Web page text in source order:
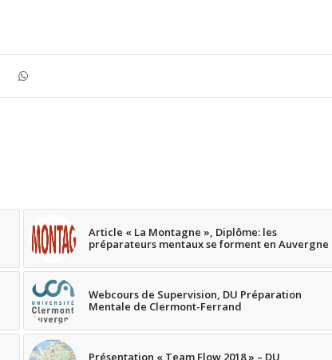
Article « La Montagne », Diplôme: les
préparateurs mentaux se forment en Auvergne
Webcours de Supervision, DU Préparation
Mentale de Clermont-Ferrand
Présentation « Team Flow 2018 » – DU